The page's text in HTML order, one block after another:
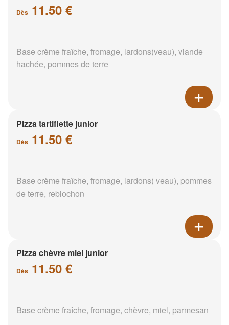
Dès 11.50 €
Base crème fraîche, fromage, lardons(veau), viande
hachée, pommes de terre
Pizza tartiflette junior
Dès 11.50 €
Base crème fraîche, fromage, lardons( veau), pommes
de terre, reblochon
Pizza chèvre miel junior
Dès 11.50 €
Base crème fraîche, fromage, chèvre, miel, parmesan